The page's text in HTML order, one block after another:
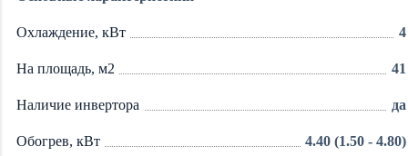
Охлаждение, кВт 4
На площадь, м2 41
Наличие инвертора да
Обогрев, кВт 4.40 (1.50 - 4.80)